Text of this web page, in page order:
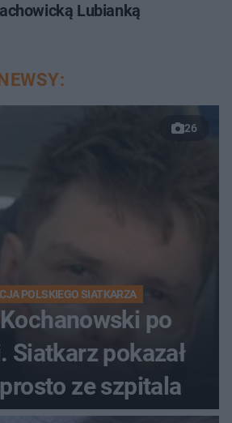
Lubianką
26
POLSKIEGO SIATKARZA
po
Siatkarz pokazał
ze szpitala